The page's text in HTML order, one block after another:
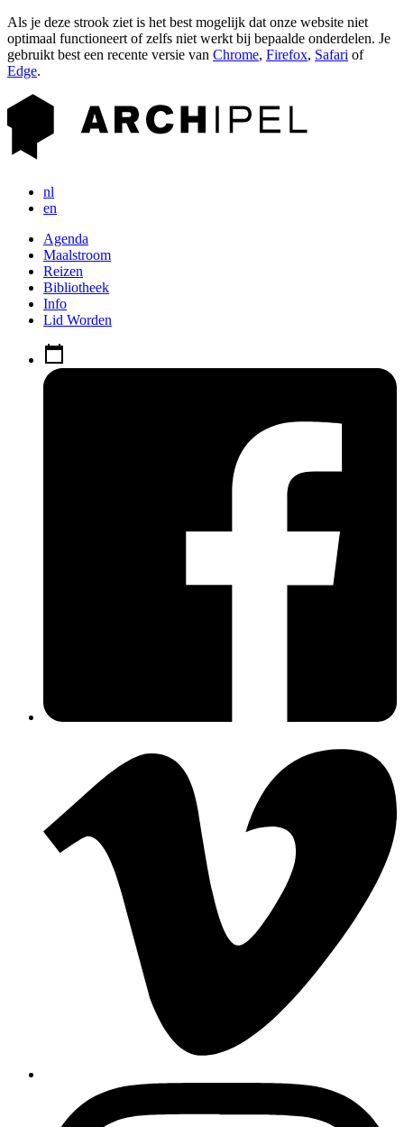
Als je deze strook ziet is het best mogelijk dat onze website niet
optimaal functioneert of zelfs niet werkt bij bepaalde onderdelen. Je
gebruikt best een recente versie van Chrome, Firefox, Safari of
Edge.
nl
en
Agenda
Maalstroom
Reizen
Bibliotheek
Info
Lid Worden